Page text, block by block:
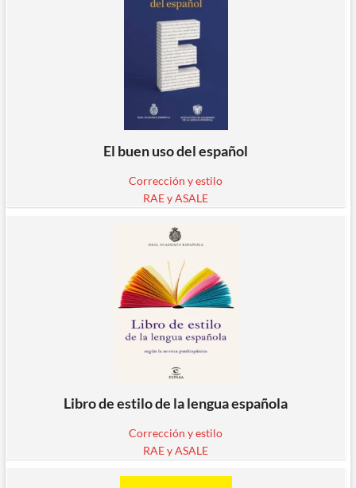
El buen uso del español
Corrección y estilo
RAE y ASALE
Libro de estilo de la lengua española
Corrección y estilo
RAE y ASALE